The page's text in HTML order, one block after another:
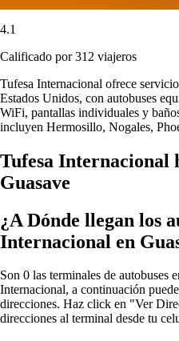
4.1
Calificado por 312 viajeros
Tufesa Internacional ofrece
Estados Unidos, con autobuses
WiFi, pantallas individuales y
incluyen Hermosillo, Nogales,
Tufesa Internacional
Guasave
¿A Dónde llegan los
Internacional en
Son 0 las terminales de autobuses
Internacional, a continuación
direcciones. Haz click en "Ver
direcciones al terminal desde tu